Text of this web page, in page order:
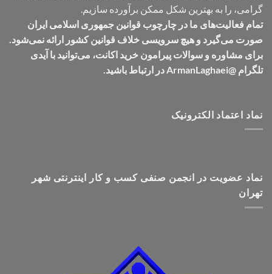
گرامی، را به بهترین شکل ممکن برآورده سازیم.
تمام فعالیت‌های ما در چارچوب قوانین جمهوری اسلامی ایران
صورت می‌گیرد و هیچ سرویسی خلاف قوانین کشور ارائه نمی‌شود.
برای مشاوره و سوالات پیرامون خرید اکانت، می‌توانید با آیدی
تلگرام @ArmanLaghaei در ارتباط باشید.
نماد اعتماد الکترونیک
نماد عضویت در انجمن صنفی کسب و کار اینترنتی شهر
تهران